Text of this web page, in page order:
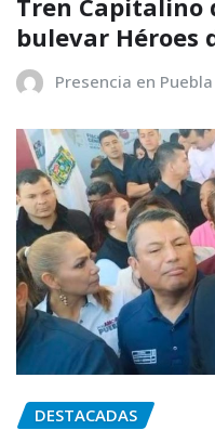
Tren Capitalino
bulevar Héroes
Presencia en Puebla
DESTACADAS